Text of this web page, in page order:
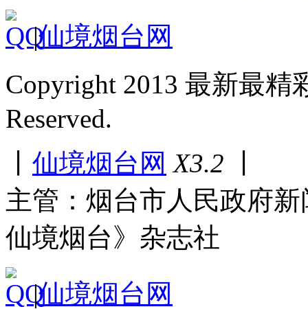
|仙境烟台网
Copyright 2013 最新最
Reserved.
仙境烟台网 X3.2
主管：烟台市人民政府
仙境烟台》杂志社
|仙境烟台网